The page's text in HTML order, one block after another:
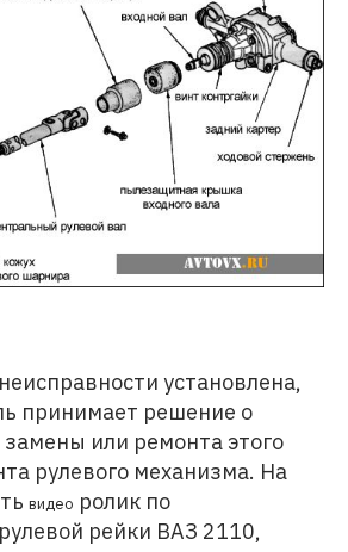
установлена,
принимает решение о
или ремонта этого
рулевого механизма. На
видео ролик по
рейки ВАЗ 2110,